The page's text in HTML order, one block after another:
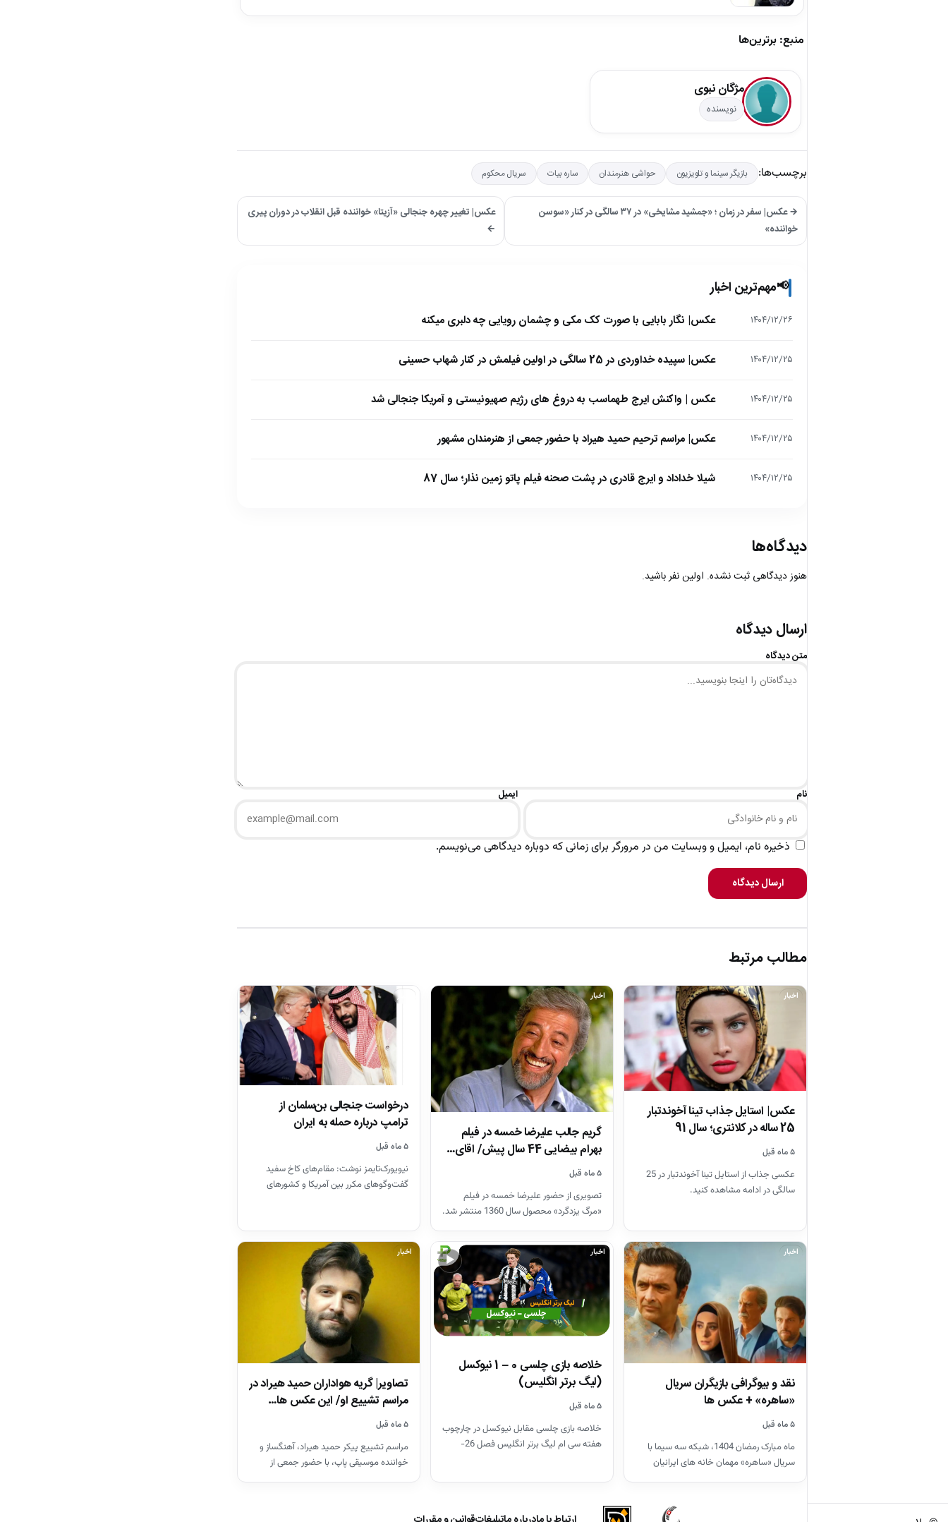
منبع: برترین‌ها
مژگان نبوی
نویسنده
برچسب‌ها: بازیگر سینما و تلویزیون حواشی هنرمندان ساره بیات سریال محکوم
→ عکس| سفر در زمان ؛ «جمشید مشایخی» در ۳۷ سالگی در کنار «سوسن
خواننده»
عکس| تغییر چهره جنجالی «آزیتا» خواننده قبل انقلاب در دوران پیری
←
📢مهم‌ترین اخبار
۱۴۰۴/۱۲/۲۶ عکس| نگار بابایی با صورت کک مکی و چشمان رویایی چه دلبری میکنه
۱۴۰۴/۱۲/۲۵ عکس| سپیده خداوردی در 25 سالگی در اولین فیلمش در کنار شهاب حسینی
۱۴۰۴/۱۲/۲۵ عکس | واکنش ایرج طهماسب به دروغ های رژیم صهیونیستی و آمریکا جنجالی شد
۱۴۰۴/۱۲/۲۵ عکس| مراسم ترحیم حمید هیراد با حضور جمعی از هنرمندان مشهور
۱۴۰۴/۱۲/۲۵ شیلا خداداد و ایرج قادری در پشت صحنه فیلم پاتو زمین نذار؛ سال 87
دیدگاه‌ها
هنوز دیدگاهی ثبت نشده. اولین نفر باشید.
ارسال دیدگاه
متن دیدگاه
نام ایمیل
ذخیره نام، ایمیل و وبسایت من در مرورگر برای زمانی که دوباره دیدگاهی می‌نویسم.
ارسال دیدگاه
مطالب مرتبط
اخبار
عکس| استایل جذاب تینا آخوندتبار
25 ساله در کلانتری؛ سال 91
۵ ماه قبل
عکسی جذاب از استایل تینا آخوندتبار در 25
سالگی در ادامه مشاهده کنید.
اخبار
گریم جالب علیرضا خمسه در فیلم
بهرام بیضایی 44 سال پیش/ اقای…
۵ ماه قبل
تصویری از حضور علیرضا خمسه در فیلم
«مرگ یزدگرد» محصول سال 1360 منتشر شد.
اخبار
درخواست جنجالی بن‌سلمان از
ترامپ درباره حمله به ایران
۵ ماه قبل
نیویورک‌تایمز نوشت: مقام‌های کاخ سفید
گفت‌و‌گو‌های مکرر بین آمریکا و کشور‌های
اخبار
نقد و بیوگرافی بازیگران سریال
«ساهره» + عکس ها
۵ ماه قبل
ماه مبارک رمضان 1404، شبکه سه سیما با
سریال «ساهره» مهمان خانه های ایرانیان
شده است. اثری که…
▶
اخبار
خلاصه بازی چلسی 0 – 1 نیوکسل
(لیگ برتر انگلیس)
۵ ماه قبل
خلاصه بازی چلسی مقابل نیوکسل در چارچوب
هفته سی ام لیگ برتر انگلیس فصل 26-
اخبار
تصاویر| گریه هواداران حمید هیراد در
مراسم تشییع او/ این عکس ها…
۵ ماه قبل
مراسم تشییع پیکر حمید هیراد، آهنگساز و
خواننده موسیقی پاپ، با حضور جمعی از
هنرمندان در قطعه هنرمندان…